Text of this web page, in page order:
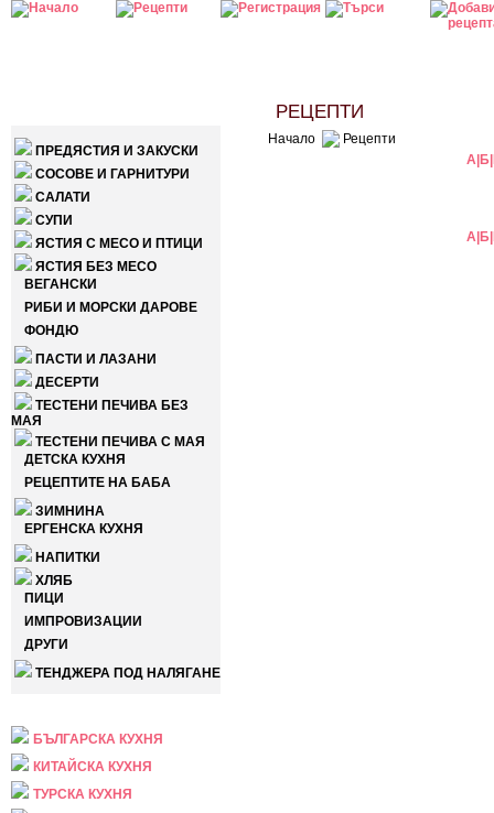
ПРЕДЯСТИЯ И ЗАКУСКИ
СОСОВЕ И ГАРНИТУРИ
САЛАТИ
СУПИ
ЯСТИЯ С МЕСО И ПТИЦИ
ЯСТИЯ БЕЗ МЕСО
ВЕГАНСКИ
РИБИ И МОРСКИ ДАРОВЕ
ФОНДЮ
ПАСТИ И ЛАЗАНИ
ДЕСЕРТИ
ТЕСТЕНИ ПЕЧИВА БЕЗ
МАЯ
ТЕСТЕНИ ПЕЧИВА С МАЯ
ДЕТСКА КУХНЯ
РЕЦЕПТИТЕ НА БАБА
ЗИМНИНА
ЕРГЕНСКА КУХНЯ
НАПИТКИ
ХЛЯБ
ПИЦИ
ИМПРОВИЗАЦИИ
ДРУГИ
ТЕНДЖЕРА ПОД НАЛЯГАНЕ
БЪЛГАРСКА КУХНЯ
КИТАЙСКА КУХНЯ
ТУРСКА КУХНЯ
РЕЦЕПТИ
Начало
Рецепти
А Б
А Б